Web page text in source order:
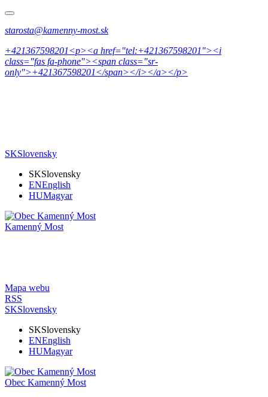
starosta@kamenny-most.sk
+421367598201<p><a href="tel:+421367598201"><i
class="fas fa-phone"><span class="sr-
only">+421367598201</span></i></a></p>
SKSlovensky
SKSlovensky
ENEnglish
HUMagyar
Kamenný Most
Mapa webu
RSS
SKSlovensky
SKSlovensky
ENEnglish
HUMagyar
Obec Kamenný Most